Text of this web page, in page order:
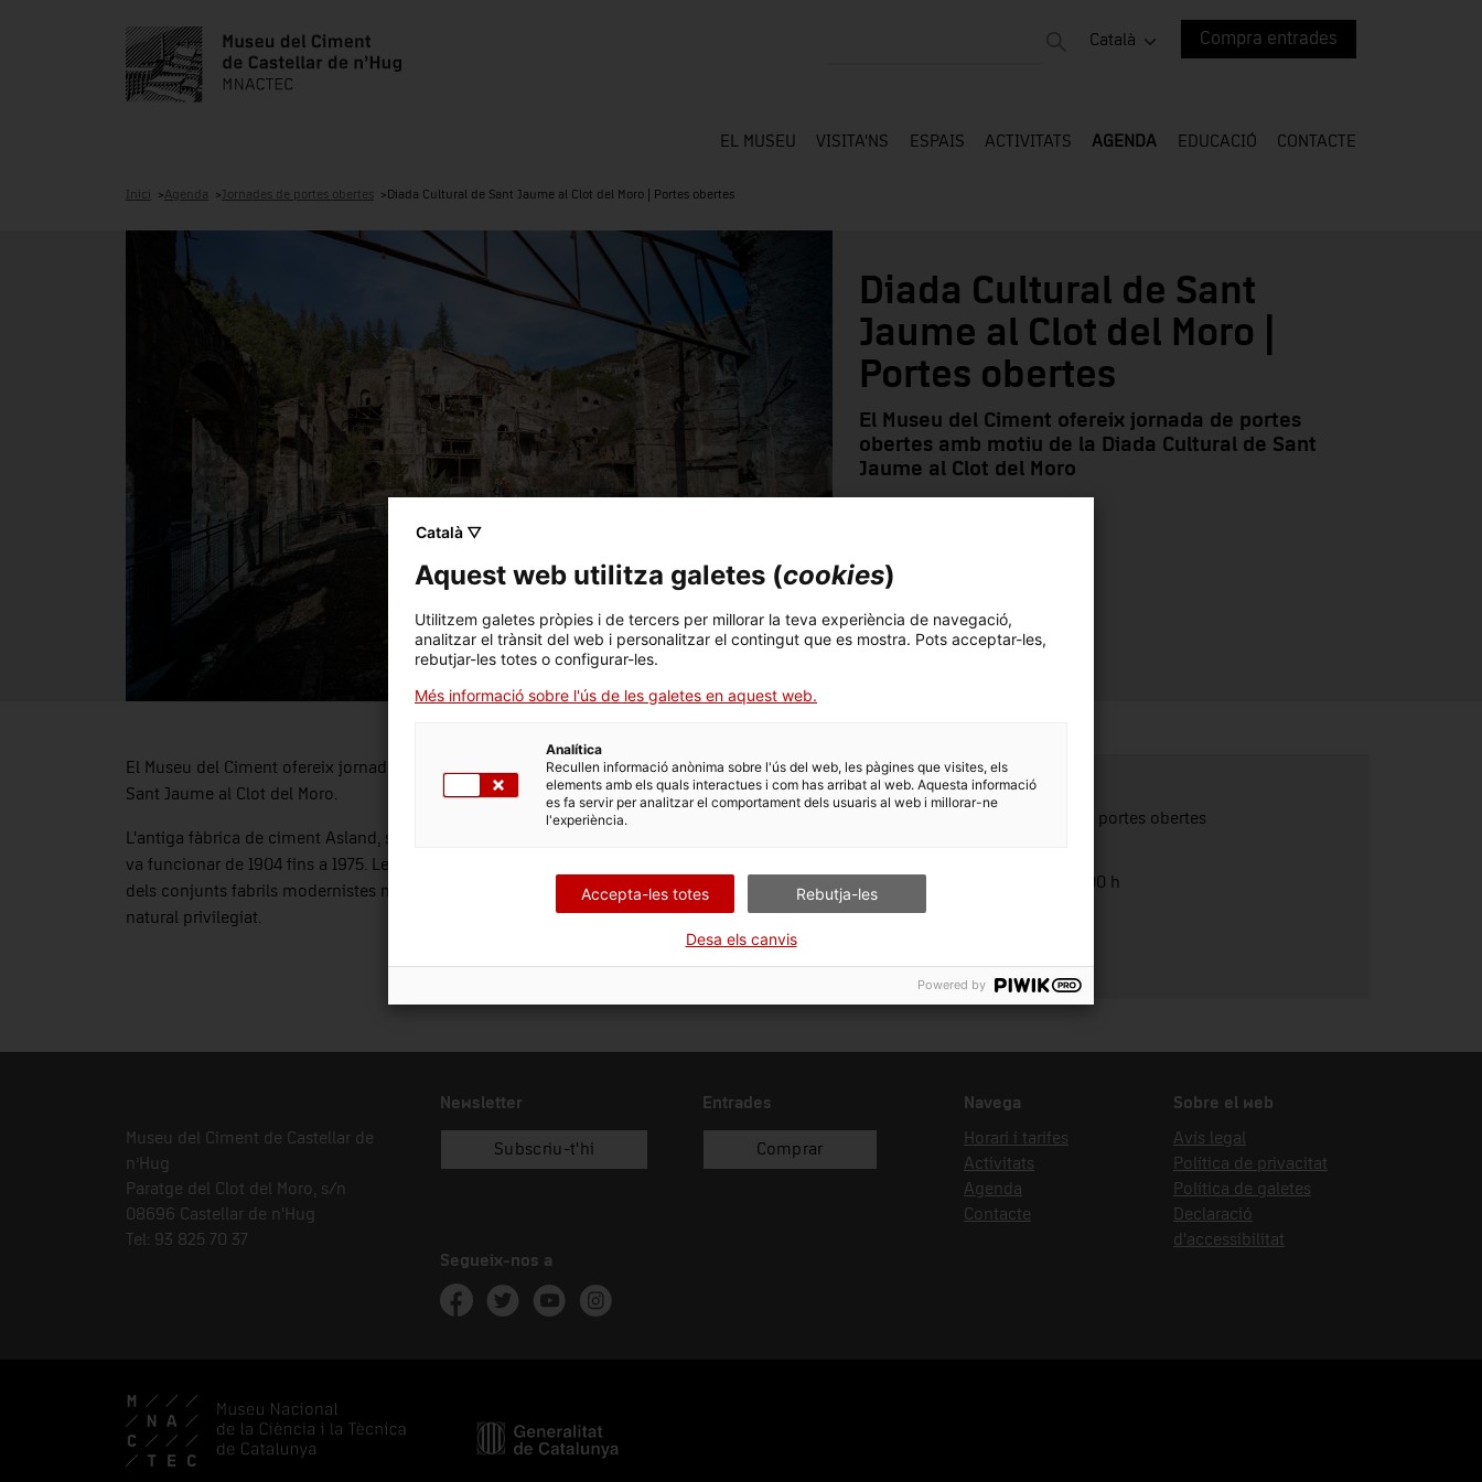
Català Compra entrades
EL MUSEU VISITA'NS ESPAIS ACTIVITATS AGENDA EDUCACIÓ CONTACTE
Inici Agenda Jornades de portes obertes Diada Cultural de Sant Jaume al Clot del Moro | Portes obertes
Diada Cultural de Sant
Jaume al Clot del Moro |
Portes obertes
El Museu del Ciment ofereix jornada de portes
obertes amb motiu de la Diada Cultural de Sant
Jaume al Clot del Moro
El Museu del Ciment ofereix jornada de portes obertes d'11.00 a 15.00 h, amb motiu de la Diada Cultural de
Sant Jaume al Clot del Moro.
L'antiga fàbrica de ciment Asland, situada al paratge del Clot del Moro, en el municipi de Castellar de n'Hug,
va funcionar de 1904 fins a 1975. Les restes avui visibles encara posen de manifest l'espectacularitat d'un
dels conjunts fabrils modernistes més increïbles de la industrialització catalana, emmarcat en un entorn
natural privilegiat.
Categoria:
Jornades de portes obertes
d'11.00 a 15.00 h
Museu del Ciment de Castellar de
n’Hug
Paratge del Clot del Moro, s/n
08696 Castellar de n'Hug
Tel: 93 825 70 37
Newsletter
Subscriu-t'hi
Entrades
Comprar
Segueix-nos a
Navega
Horari i tarifes
Activitats
Agenda
Contacte
Sobre el web
Avís legal
Política de privacitat
Política de galetes
Declaració
d'accessibilitat
Català ▽
Aquest web utilitza galetes (cookies)
Utilitzem galetes pròpies i de tercers per millorar la teva experiència de navegació,
analitzar el trànsit del web i personalitzar el contingut que es mostra. Pots acceptar-les,
rebutjar-les totes o configurar-les.
Més informació sobre l'ús de les galetes en aquest web.
Analítica
Recullen informació anònima sobre l'ús del web, les pàgines que visites, els
elements amb els quals interactues i com has arribat al web. Aquesta informació
es fa servir per analitzar el comportament dels usuaris al web i millorar-ne
l'experiència.
Accepta-les totes Rebutja-les
Desa els canvis
Powered by